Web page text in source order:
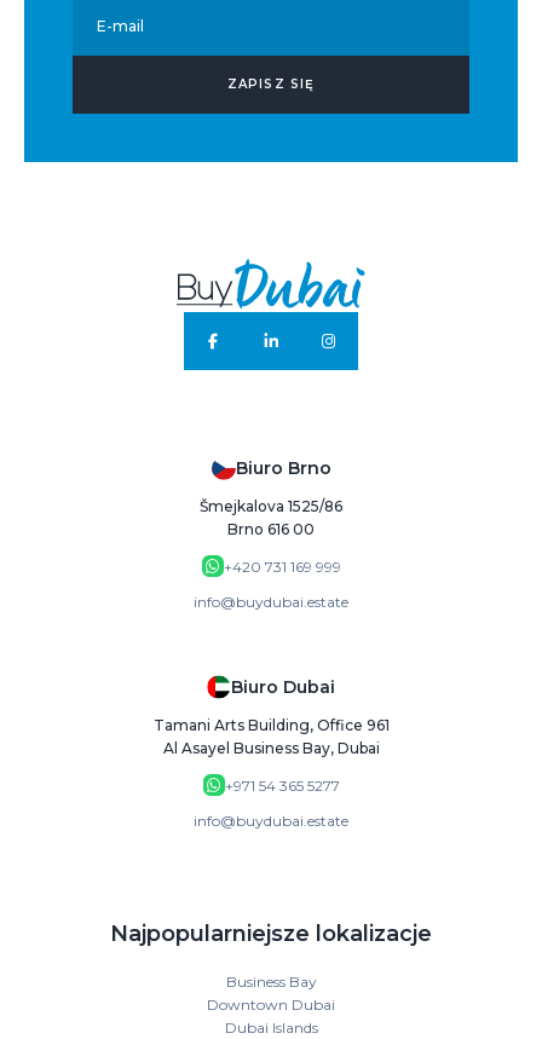
E-mail
ZAPISZ SIĘ
Biuro Brno
Šmejkalova 1525/86
Brno 616 00
+420 731 169 999
info@buydubai.estate
Biuro Dubai
Tamani Arts Building, Office 961
Al Asayel Business Bay, Dubai
+971 54 365 5277
info@buydubai.estate
Najpopularniejsze lokalizacje
Business Bay
Downtown Dubai
Dubai Islands